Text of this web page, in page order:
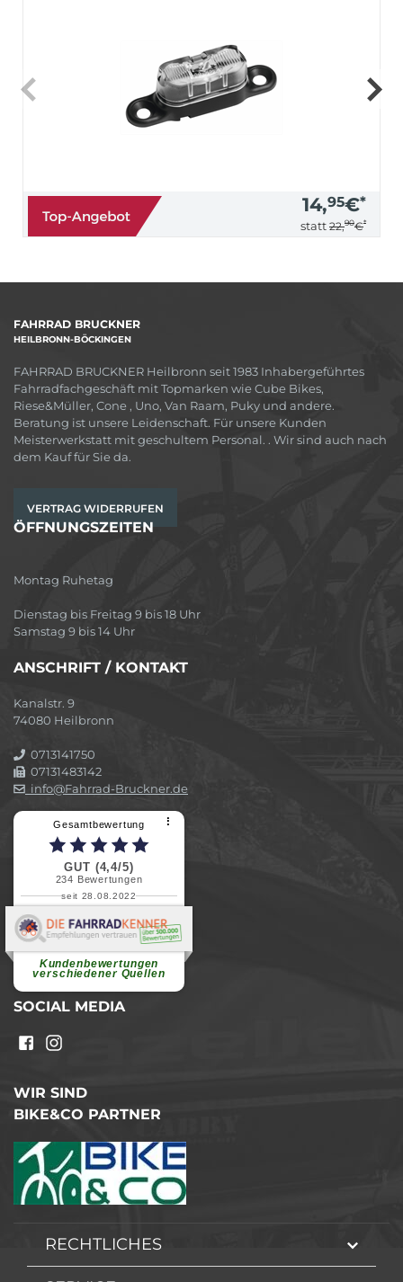
14,95€*
statt 22,90€*
FAHRRAD BRUCKNER
HEILBRONN-BÖCKINGEN
FAHRRAD BRUCKNER Heilbronn seit 1983 Inhabergeführtes
Fahrradfachgeschäft mit Topmarken wie Cube Bikes,
Riese&Müller, Cone , Uno, Van Raam, Puky und andere.
Beratung ist unsere Leidenschaft. Für unsere Kunden
Meisterwerkstatt mit geschultem Personal. . Wir sind auch nach
dem Kauf für Sie da.
VERTRAG WIDERRUFEN
ÖFFNUNGSZEITEN
Montag Ruhetag
Dienstag bis Freitag 9 bis 18 Uhr
Samstag 9 bis 14 Uhr
ANSCHRIFT / KONTAKT
Kanalstr. 9
74080 Heilbronn
0713141750
07131483142
info@Fahrrad-Bruckner.de
Gesamtbewertung ⠇
GUT (4,4/5)
234 Bewertungen
seit 28.08.2022
Kundenbewertungen
verschiedener Quellen
Elvira B.
Superschnelle und freundliche
weiterlesen
SOCIAL MEDIA
WIR SIND
BIKE&CO PARTNER
RECHTLICHES